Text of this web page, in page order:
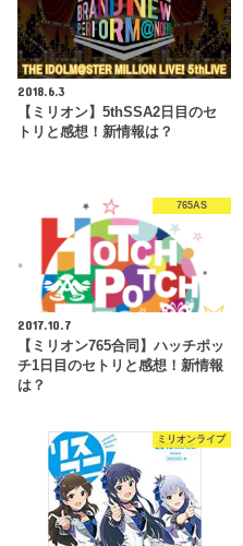
2018.6.3
【ミリオン】5thSSA2日目のセ
トリと感想！新情報は？
765AS
2017.10.7
【ミリオン765合同】ハッチポッ
チ1日目のセトリと感想！新情報
は？
ミリオンライブ